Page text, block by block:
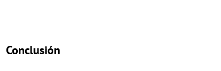
Conclusión